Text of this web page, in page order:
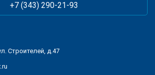
+7 (343) 290-21-93
Строителей, д.47